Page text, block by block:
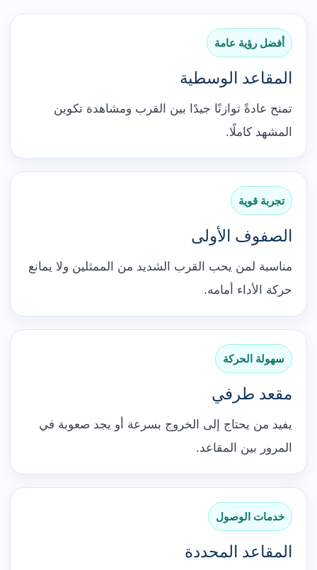
أفضل رؤية عامة
المقاعد الوسطية
تمنح عادةً توازنًا جيدًا بين القرب ومشاهدة تكوين
المشهد كاملًا.
تجربة قوية
الصفوف الأولى
مناسبة لمن يحب القرب الشديد من الممثلين ولا يمانع
حركة الأداء أمامه.
سهولة الحركة
مقعد طرفي
يفيد من يحتاج إلى الخروج بسرعة أو يجد صعوبة في
المرور بين المقاعد.
خدمات الوصول
المقاعد المحددة